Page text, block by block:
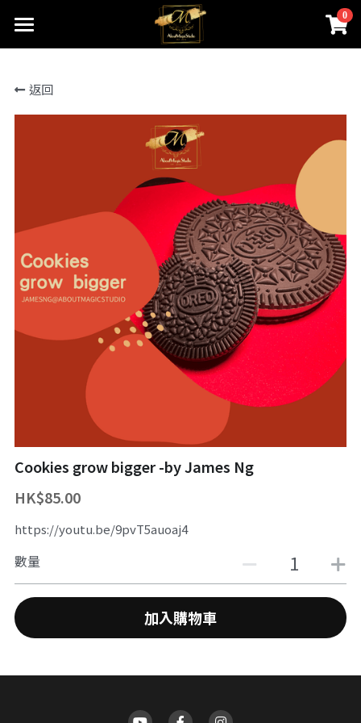
0
首頁
關於我們
ABOUTMAGIC團隊
James Ng Master Courses
一對一魔術訓練課程
Winners Circle
近距離魔術課程
舞台魔術訓練課程
ZOOM 訓練課程
小一面試魔術培訓班
到校服務
鄧鏡波書院 60鑽禧校慶
STEM魔術班
專業魔術表演
婚禮魔術表演
中秋節及國慶
長者學苑-長幼共融計劃
企業員工魔術培訓/大型魔術道具租借
中國古彩戲法
過往活動相冊
主辦魔術活動
魔術義工服務
About Magic會員制
返回
Cookies grow bigger -by James Ng
HK$85.00
https://youtu.be/9pvT5auoaj4
數量
加入購物車
×
商品分類
所有商品分類